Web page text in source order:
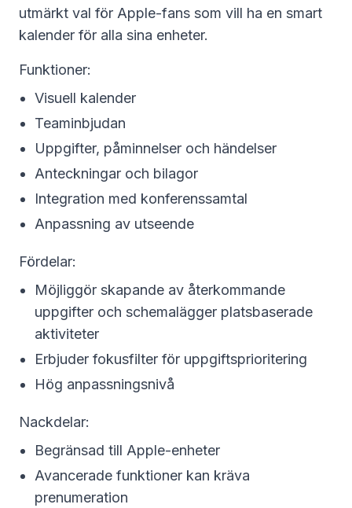
utmärkt val för Apple-fans som vill ha en smart
kalender för alla sina enheter.
Funktioner:
Visuell kalender
Teaminbjudan
Uppgifter, påminnelser och händelser
Anteckningar och bilagor
Integration med konferenssamtal
Anpassning av utseende
Fördelar:
Möjliggör skapande av återkommande
uppgifter och schemalägger platsbaserade
aktiviteter
Erbjuder fokusfilter för uppgiftsprioritering
Hög anpassningsnivå
Nackdelar:
Begränsad till Apple-enheter
Avancerade funktioner kan kräva
prenumeration